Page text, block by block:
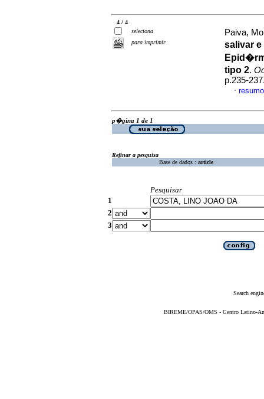
4 / 4
seleciona
para imprimir
Paiva,
salivar
tipo 2.
p.235-
·
p�gina 1 de 1
Refinar a pesquisa
Base de dados : article
Pesquisar
1
2
3
Search
BIREME/OPAS/OMS - Centro Latino-